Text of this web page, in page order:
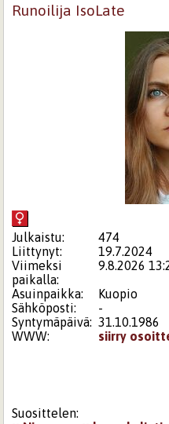
Runoilija IsoLate
Julkaistu:
474
Liittynyt:
19.7.2024
Viimeksi
paikalla:
9.8.2026
Asuinpaikka:
Kuopio
Sähköposti:
-
Syntymäpäivä: 31.10.1986
WWW:
siirry
Suosittelen: